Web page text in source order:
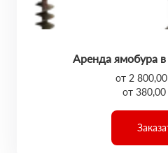
Аренда ямобура
от 2
от